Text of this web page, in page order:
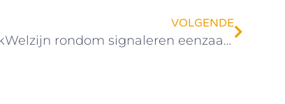
VOLGENDE
Samenwerking PostNL en ElkWelzijn rondom signaleren eenzaamheid